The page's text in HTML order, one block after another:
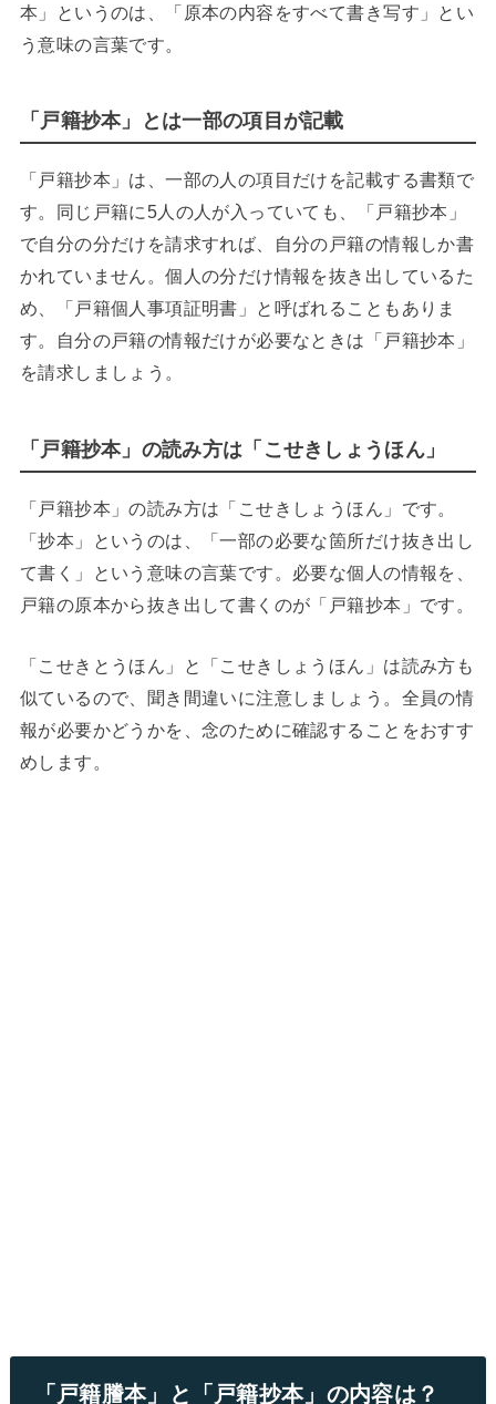
本」というのは、「原本の内容をすべて書き写す」とい
う意味の言葉です。
「戸籍抄本」とは一部の項目が記載
「戸籍抄本」は、一部の人の項目だけを記載する書類で
す。同じ戸籍に5人の人が入っていても、「戸籍抄本」
で自分の分だけを請求すれば、自分の戸籍の情報しか書
かれていません。個人の分だけ情報を抜き出しているた
め、「戸籍個人事項証明書」と呼ばれることもありま
す。自分の戸籍の情報だけが必要なときは「戸籍抄本」
を請求しましょう。
「戸籍抄本」の読み方は「こせきしょうほん」
「戸籍抄本」の読み方は「こせきしょうほん」です。
「抄本」というのは、「一部の必要な箇所だけ抜き出し
て書く」という意味の言葉です。必要な個人の情報を、
戸籍の原本から抜き出して書くのが「戸籍抄本」です。
「こせきとうほん」と「こせきしょうほん」は読み方も
似ているので、聞き間違いに注意しましょう。全員の情
報が必要かどうかを、念のために確認することをおすす
めします。
「戸籍謄本」と「戸籍抄本」の内容は？